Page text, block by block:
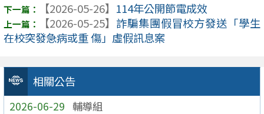
相關公告
2026-06-29 輔導組
【2026-05-26】 114年公開節電成效
【2026-05-25】 詐騙集團假冒校方發送「學生
在校突發急病或重 傷」虛假訊息案